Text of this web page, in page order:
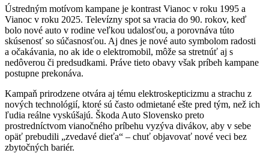
Ústredným motívom kampane je kontrast Vianoc v roku 1995 a
Vianoc v roku 2025. Televízny spot sa vracia do 90. rokov, keď
bolo nové auto v rodine veľkou udalosťou, a porovnáva túto
skúsenosť so súčasnosťou. Aj dnes je nové auto symbolom radosti
a očakávania, no ak ide o elektromobil, môže sa stretnúť aj s
nedôverou či predsudkami. Práve tieto obavy však príbeh kampane
postupne prekonáva.
Kampaň prirodzene otvára aj tému elektroskepticizmu a strachu z
nových technológií, ktoré sú často odmietané ešte pred tým, než ich
ľudia reálne vyskúšajú. Škoda Auto Slovensko preto
prostredníctvom vianočného príbehu vyzýva divákov, aby v sebe
opäť prebudili „zvedavé dieťa“ – chuť objavovať nové veci bez
zbytočných bariér.